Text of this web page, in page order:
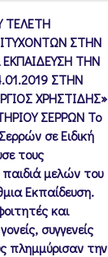
ΤΕΛΕΤΗ
ΣΤΗΝ
ΤΗΝ
ΣΤΗΝ
ΧΡΗΣΤΙΔΗΣ»
ΣΕΡΡΩΝ Το
σε Ειδική
τους
παιδιά μελών του
Εκπαίδευση.
και
συγγενείς
πλημμύρισαν την